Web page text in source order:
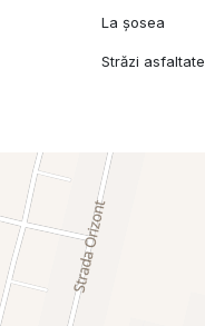
La șosea
Străzi asfaltate